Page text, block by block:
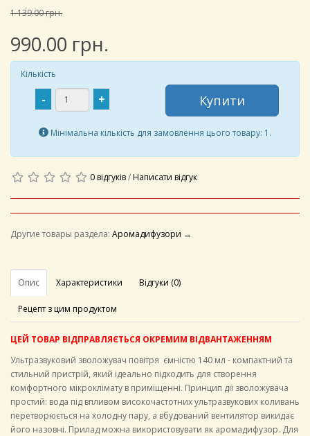
1 139.00 грн.
990.00 грн.
Кількість
- + Купити
Мінімальна кількість для замовлення цього товару: 1.
0 відгуків/Написати відгук
Другие товары раздела: Аромадифузори →
Опис Характеристики Відгуки (0)
Рецепт з цим продуктом
ЦЕЙ ТОВАР ВІДПРАВЛЯЄТЬСЯ ОКРЕМИМ ВІДВАНТАЖЕННЯМ
Ультразвуковий зволожувач повітря ємністю 140 мл - компактний та
стильний пристрій, який ідеально підходить для створення
комфортного мікроклімату в приміщенні. Принцип дії зволожувача
простий: вода під впливом високочастотних ультразвукових коливань
перетворюється на холодну пару, а вбудований вентилятор викидає
його назовні. Прилад можна використовувати як аромадифузор. Для